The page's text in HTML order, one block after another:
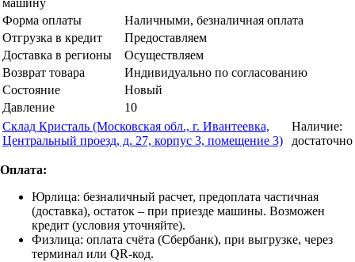
машину
Форма оплаты
Наличными, безналичная оплата
Отгрузка в кредит
Предоставляем
Доставка в регионы
Осуществляем
Возврат товара
Индивидуально по согласованию
Состояние
Новый
Давление
10
Склад Кристаль (Московская обл., г. Ивантеевка,
Центральный проезд, д. 27, корпус 3, помещение 3)
Наличие:
достаточно
Оплата:
Юрлица: безналичный расчет, предоплата частичная
(доставка), остаток – при приезде машины. Возможен
кредит (условия уточняйте).
Физлица: оплата счёта (Сбербанк), при выгрузке, через
терминал или QR-код.